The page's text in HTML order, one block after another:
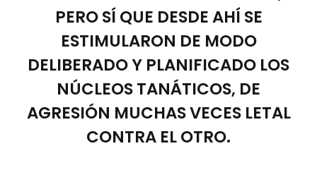
PERO SÍ QUE DESDE AHÍ SE
ESTIMULARON DE MODO
DELIBERADO Y PLANIFICADO LOS
NÚCLEOS TANÁTICOS, DE
AGRESIÓN MUCHAS VECES LETAL
CONTRA EL OTRO.